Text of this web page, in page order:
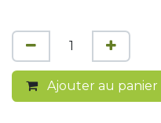
Ajouter au panier